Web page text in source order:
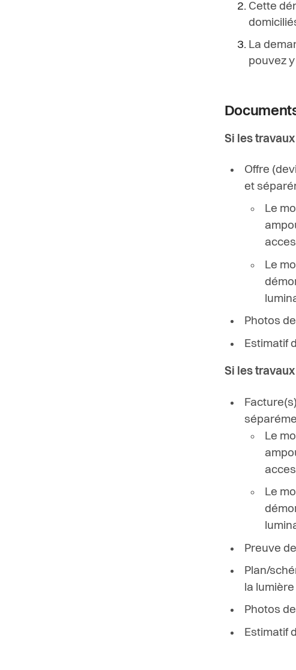
Cette
La
pouvez
Si les
Offre
et
Le
Le
Photos
Estimatif
Si les
Le
Le
Preuve
Plan/
la lumière
Photos
Estimatif